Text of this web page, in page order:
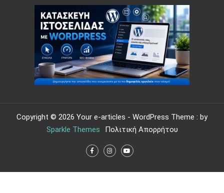
Copyright © 2026 Your e-articles - WordPress Theme : by
Sparkle Themes
Πολιτική Απορρήτου